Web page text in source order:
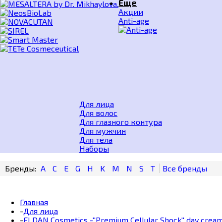
Еще
Акции
Anti-age
Для лица
Для волос
Для глазного контура
Для мужчин
Для тела
Наборы
A C E G H K M N S T
Главная
-Для лица
-ELDAN Cosmetics -''Premium Сellular Shock'' day